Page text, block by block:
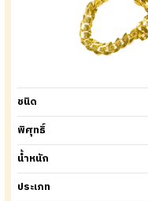
ชนิด
พิศุทธิ์
น้ำหนัก
ประเภท